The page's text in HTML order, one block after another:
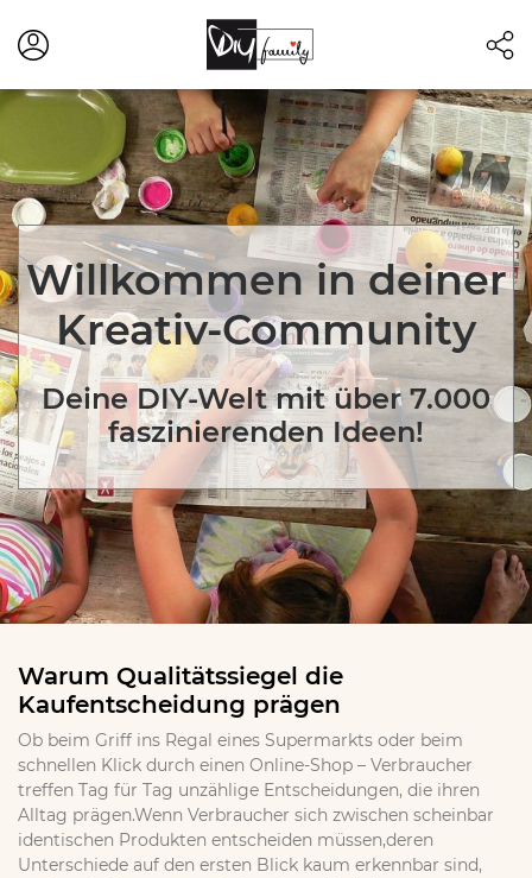
Willkommen in deiner
Kreativ-Community
Deine DIY-Welt mit über 7.000
faszinierenden Ideen!
Warum Qualitätssiegel die
Kaufentscheidung prägen
Ob beim Griff ins Regal eines Supermarkts oder beim
schnellen Klick durch einen Online-Shop – Verbraucher
treffen Tag für Tag unzählige Entscheidungen, die ihren
Alltag prägen.Wenn Verbraucher sich zwischen scheinbar
identischen Produkten entscheiden müssen,deren
Unterschiede auf den ersten Blick kaum erkennbar sind,